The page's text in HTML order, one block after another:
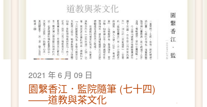
2021 年 6 月 09 日
園繫香江．監院隨筆 (七十四)
——道教與茶文化